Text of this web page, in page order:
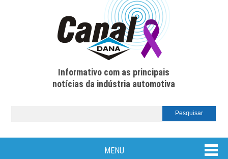
Informativo com as principais
notícias da indústria automotiva
MENU